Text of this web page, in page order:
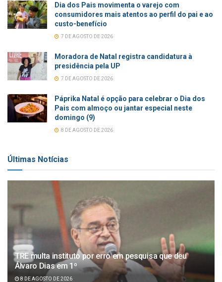
Dia dos Pais movimenta o varejo com
consumidores mais atentos ao perfil do pai e ao
custo-benefício
7 DE AGOSTO DE 2026
Moradora de Natal registra candidatura à
presidência pela UP
7 DE AGOSTO DE 2026
Páprika Natal é opção para celebrar o Dia dos
Pais com almoço ou jantar especial neste
domingo (9)
8 DE AGOSTO DE 2026
Últimas Notícias
TRE multa instituto por erro em pesquisa que deu
Álvaro Dias em 1º
8 DE AGOSTO DE 2026